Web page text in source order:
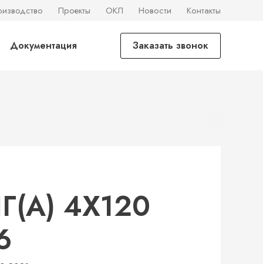
Проекты ОКЛ Новости Контакты
Документация Заказать звонок
4Х120